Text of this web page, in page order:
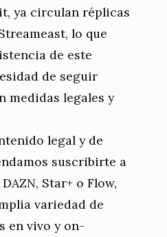
ya circulan réplicas
lo que
de este
de seguir
medidas legales y
legal y de
suscribirte a
Star+ o Flow,
variedad de
en vivo y on-